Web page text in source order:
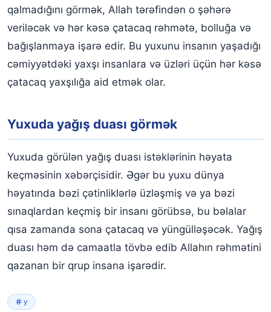
qalmadığını görmək, Allah tərəfindən o şəhərə
veriləcək və hər kəsə çatacaq rəhmətə, bolluğa və
bağışlanmaya işarə edir. Bu yuxunu insanın yaşadığı
cəmiyyətdəki yaxşı insanlara və üzləri üçün hər kəsə
çatacaq yaxşılığa aid etmək olar.
Yuxuda yağış duası görmək
Yuxuda görülən yağış duası istəklərinin həyata
keçməsinin xəbərçisidir. Əgər bu yuxu dünya
həyatında bəzi çətinliklərlə üzləşmiş və ya bəzi
sınaqlardan keçmiş bir insanı görübsə, bu bəlalar
qısa zamanda sona çatacaq və yüngülləşəcək. Yağış
duası həm də camaatla tövbə edib Allahın rəhmətini
qazanan bir qrup insana işarədir.
y